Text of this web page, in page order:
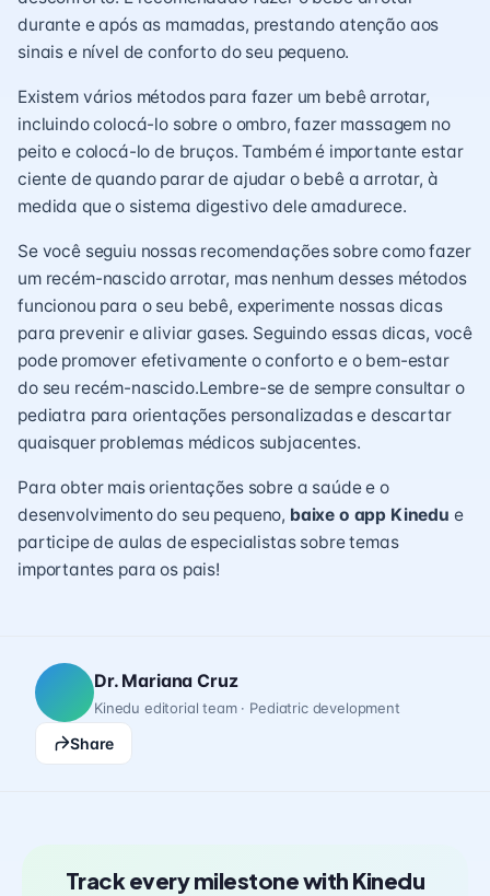
durante e após as mamadas, prestando atenção aos
sinais e nível de conforto do seu pequeno.
Existem vários métodos para fazer um bebê arrotar,
incluindo colocá-lo sobre o ombro, fazer massagem no
peito e colocá-lo de bruços. Também é importante estar
ciente de quando parar de ajudar o bebê a arrotar, à
medida que o sistema digestivo dele amadurece.
Se você seguiu nossas recomendações sobre como fazer
um recém-nascido arrotar, mas nenhum desses métodos
funcionou para o seu bebê, experimente nossas dicas
para prevenir e aliviar gases. Seguindo essas dicas, você
pode promover efetivamente o conforto e o bem-estar
do seu recém-nascido.Lembre-se de sempre consultar o
pediatra para orientações personalizadas e descartar
quaisquer problemas médicos subjacentes.
Para obter mais orientações sobre a saúde e o
desenvolvimento do seu pequeno, baixe o app Kinedu e
participe de aulas de especialistas sobre temas
importantes para os pais!
Dr. Mariana Cruz
Kinedu editorial team · Pediatric development
Share
Track every milestone with Kinedu